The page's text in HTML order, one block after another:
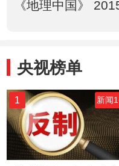
《地理中国》
央视榜单
1 新闻